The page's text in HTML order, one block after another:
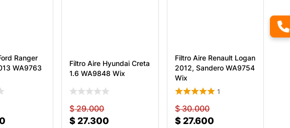
Ranger
WA9763
Filtro Aire Hyundai Creta
1.6 WA9848 Wix
$29.000
$27.300
Filtro Aire Renault Logan
2012, Sandero WA9754
Wix
1
$30.000
$27.600